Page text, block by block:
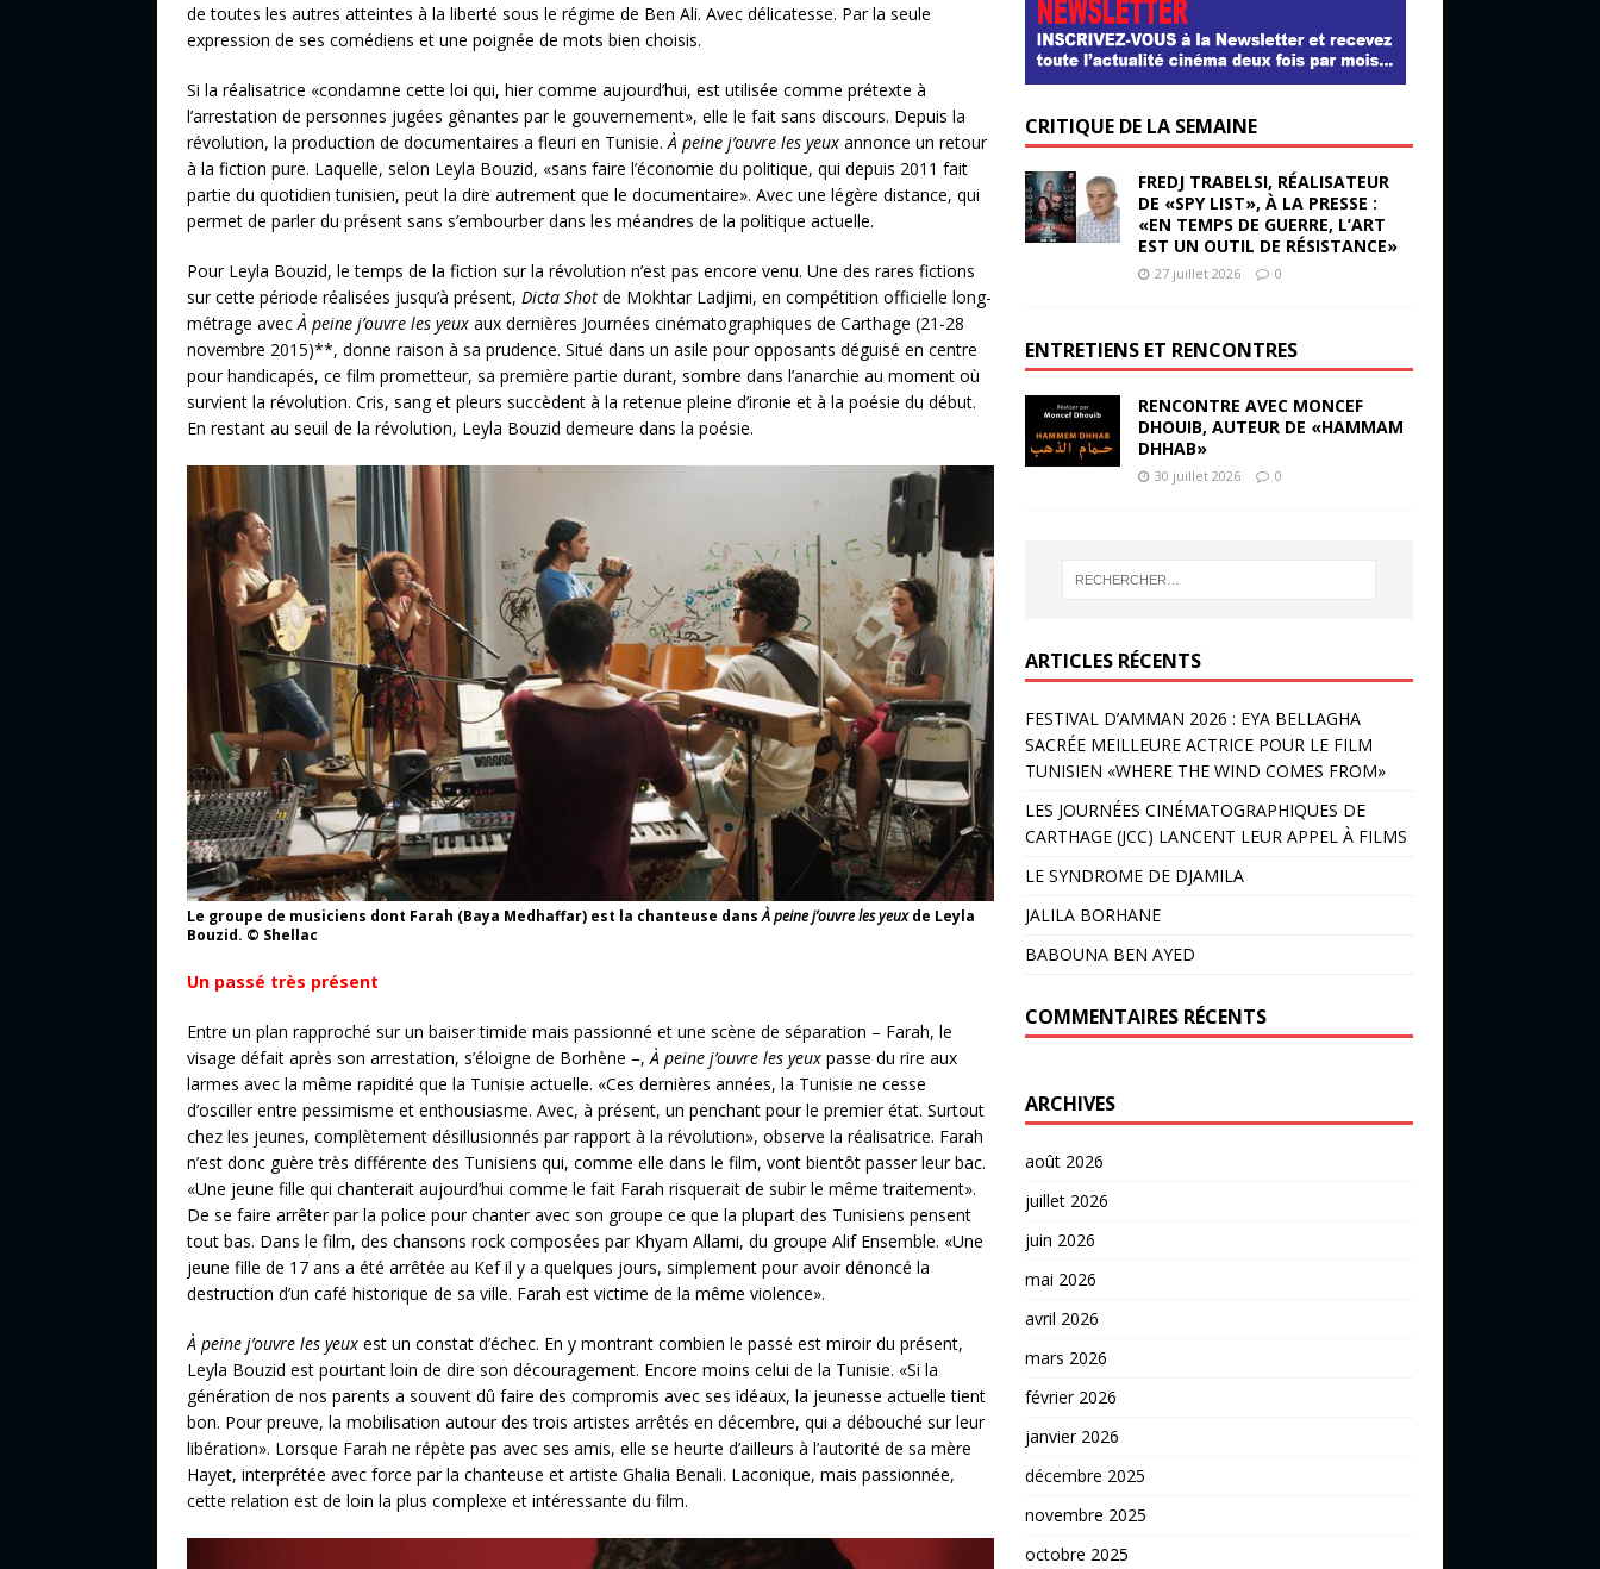
de toutes les autres atteintes à la liberté sous le régime de Ben Ali. Avec délicatesse. Par la seule
expression de ses comédiens et une poignée de mots bien choisis.
Si la réalisatrice «condamne cette loi qui, hier comme aujourd’hui, est utilisée comme prétexte à
l’arrestation de personnes jugées gênantes par le gouvernement», elle le fait sans discours. Depuis la
révolution, la production de documentaires a fleuri en Tunisie. À peine j’ouvre les yeux annonce un retour
à la fiction pure. Laquelle, selon Leyla Bouzid, «sans faire l’économie du politique, qui depuis 2011 fait
partie du quotidien tunisien, peut la dire autrement que le documentaire». Avec une légère distance, qui
permet de parler du présent sans s’embourber dans les méandres de la politique actuelle.
Pour Leyla Bouzid, le temps de la fiction sur la révolution n’est pas encore venu. Une des rares fictions
sur cette période réalisées jusqu’à présent, Dicta Shot de Mokhtar Ladjimi, en compétition officielle long-
métrage avec À peine j’ouvre les yeux aux dernières Journées cinématographiques de Carthage (21-28
novembre 2015)**, donne raison à sa prudence. Situé dans un asile pour opposants déguisé en centre
pour handicapés, ce film prometteur, sa première partie durant, sombre dans l’anarchie au moment où
survient la révolution. Cris, sang et pleurs succèdent à la retenue pleine d’ironie et à la poésie du début.
En restant au seuil de la révolution, Leyla Bouzid demeure dans la poésie.
Le groupe de musiciens dont Farah (Baya Medhaffar) est la chanteuse dansÀ peine j’ouvre les yeuxde Leyla
Bouzid. © Shellac
Un passé très présent
Entre un plan rapproché sur un baiser timide mais passionné et une scène de séparation – Farah, le
visage défait après son arrestation, s’éloigne de Borhène –,À peine j’ouvre les yeux passe du rire aux
larmes avec la même rapidité que la Tunisie actuelle. «Ces dernières années, la Tunisie ne cesse
d’osciller entre pessimisme et enthousiasme. Avec, à présent, un penchant pour le premier état. Surtout
chez les jeunes, complètement désillusionnés par rapport à la révolution», observe la réalisatrice. Farah
n’est donc guère très différente des Tunisiens qui, comme elle dans le film, vont bientôt passer leur bac.
«Une jeune fille qui chanterait aujourd’hui comme le fait Farah risquerait de subir le même traitement».
De se faire arrêter par la police pour chanter avec son groupe ce que la plupart des Tunisiens pensent
tout bas. Dans le film, des chansons rock composées par Khyam Allami, du groupe Alif Ensemble. «Une
jeune fille de 17 ans a été arrêtée au Kef il y a quelques jours, simplement pour avoir dénoncé la
destruction d’un café historique de sa ville. Farah est victime de la même violence».
À peine j’ouvre les yeux est un constat d’échec. En y montrant combien le passé est miroir du présent,
Leyla Bouzid est pourtant loin de dire son découragement. Encore moins celui de la Tunisie. «Si la
génération de nos parents a souvent dû faire des compromis avec ses idéaux, la jeunesse actuelle tient
bon. Pour preuve, la mobilisation autour des trois artistes arrêtés en décembre, qui a débouché sur leur
libération». Lorsque Farah ne répète pas avec ses amis, elle se heurte d’ailleurs à l’autorité de sa mère
Hayet, interprétée avec force par la chanteuse et artiste Ghalia Benali. Laconique, mais passionnée,
cette relation est de loin la plus complexe et intéressante du film.
CRITIQUE DE LA SEMAINE
FREDJ TRABELSI, RÉALISATEUR
DE «SPY LIST», À LA PRESSE :
«EN TEMPS DE GUERRE, L’ART
EST UN OUTIL DE RÉSISTANCE»
27 juillet 2026 0
ENTRETIENS ET RENCONTRES
RENCONTRE AVEC MONCEF
DHOUIB, AUTEUR DE «HAMMAM
DHHAB»
30 juillet 2026 0
ARTICLES RÉCENTS
FESTIVAL D’AMMAN 2026 : EYA BELLAGHA
SACRÉE MEILLEURE ACTRICE POUR LE FILM
TUNISIEN «WHERE THE WIND COMES FROM»
LES JOURNÉES CINÉMATOGRAPHIQUES DE
CARTHAGE (JCC) LANCENT LEUR APPEL À FILMS
LE SYNDROME DE DJAMILA
JALILA BORHANE
BABOUNA BEN AYED
COMMENTAIRES RÉCENTS
ARCHIVES
août 2026
juillet 2026
juin 2026
mai 2026
avril 2026
mars 2026
février 2026
janvier 2026
décembre 2025
novembre 2025
octobre 2025